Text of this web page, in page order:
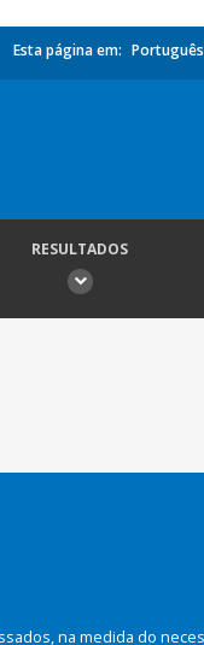
Esta página em: Português
RESULTADOS
na medida do